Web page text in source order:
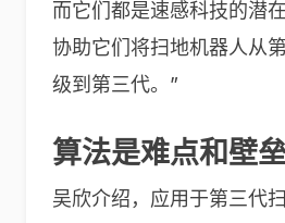
而它们都是速感科技的潜
协助它们将扫地机器人从
级到第三代。”
算法是难点和壁
吴欣介绍，应用于第三代